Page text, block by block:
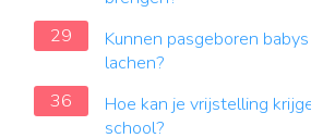
29
Kunnen pasgeboren babys
lachen?
36
Hoe kan je vrijstelling
school?